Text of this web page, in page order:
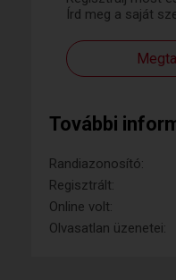
Írd meg a saját
További
Randiazonosító:
Regisztrált:
Online volt:
Olvasatlan üzenetei: